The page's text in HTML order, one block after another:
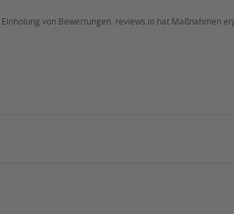
von Bewertungen. reviews.io hat Maßnahmen